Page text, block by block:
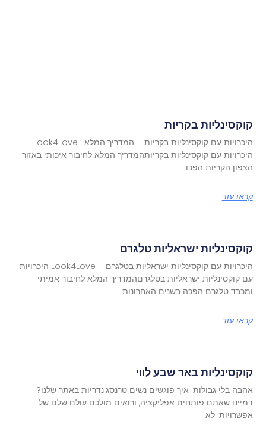
קוקסינליות בקריות
היכרויות עם קוקסינליות בקריות – המדריך המלא | Look4Love
היכרויות עם קוקסינליות בקריותהמדריך המלא לחיבור איכותי באזור
הצפון הקריות הפכו
קראו עוד
קוקסינליות ישראליות טלגרם
היכרויות עם קוקסינליות ישראליות בטלגרם – Look4Love היכרויות
עם קוקסינליות ישראליות בטלגרםהמדריך המלא לחיבור אמיתי
ומכבד טלגרם הפכה בשנים האחרונות
קראו עוד
קוקסינליות באר שבע לווי
אהבה בלי גבולות: איך פוגשים נשים טרנסג'נדריות באתר שלנו?
דמיינו שאתם פותחים אפליקציה, ורואים מולכם עולם שלם של
אפשרויות. לא